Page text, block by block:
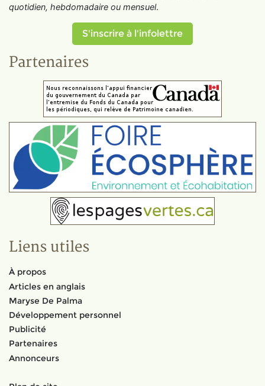
quotidien, hebdomadaire ou mensuel.
S'inscrire à l'infolettre
Partenaires
Liens utiles
À propos
Articles en anglais
Maryse De Palma
Développement personnel
Publicité
Partenaires
Annonceurs